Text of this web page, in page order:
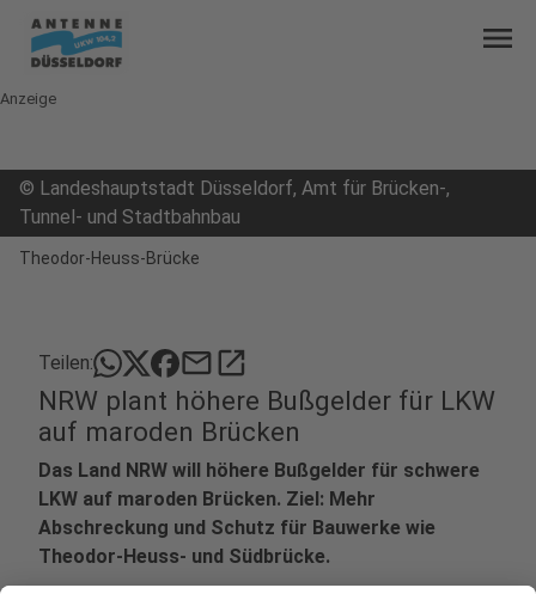
menu
Anzeige
© Landeshauptstadt Düsseldorf, Amt für Brücken-,
Tunnel- und Stadtbahnbau
Theodor-Heuss-Brücke
Teilen: mailopen_in_new
NRW plant höhere Bußgelder für LKW
auf maroden Brücken
Das Land NRW will höhere Bußgelder für schwere
LKW auf maroden Brücken. Ziel: Mehr
Abschreckung und Schutz für Bauwerke wie
Theodor-Heuss- und Südbrücke.